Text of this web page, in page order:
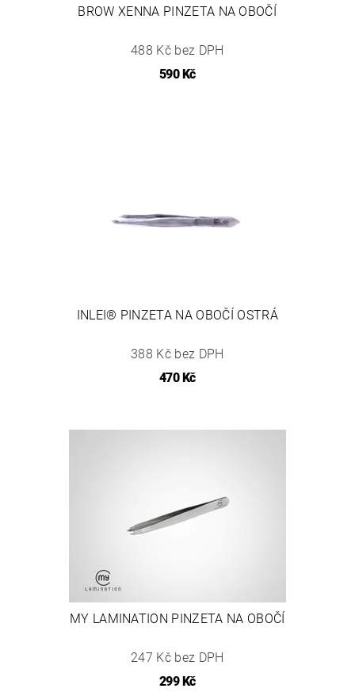
BROW XENNA PINZETA NA OBOČÍ
488 Kč bez DPH
590 Kč
INLEI® PINZETA NA OBOČÍ OSTRÁ
388 Kč bez DPH
470 Kč
MY LAMINATION PINZETA NA OBOČÍ
247 Kč bez DPH
299 Kč